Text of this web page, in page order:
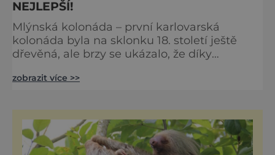
NEJLEPŠÍ!
Mlýnská kolonáda – první karlovarská
kolonáda byla na sklonku 18. století ještě
dřevěná, ale brzy se ukázalo, že díky
v nepříznivém počasí se návštěvníci jen
vyhledávanější než ostatní. Takže bylo jasné,
že kolonáda je praktická věc. V letech 1871 až
1881 tak Karlovy Vary dostaly zcela novou,
zobrazit více >>